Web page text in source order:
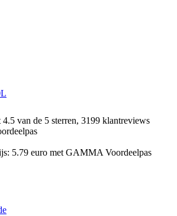
4.5 van de 5 sterren, 3199 klantreviews
5.79 euro met GAMMA Voordeelpas